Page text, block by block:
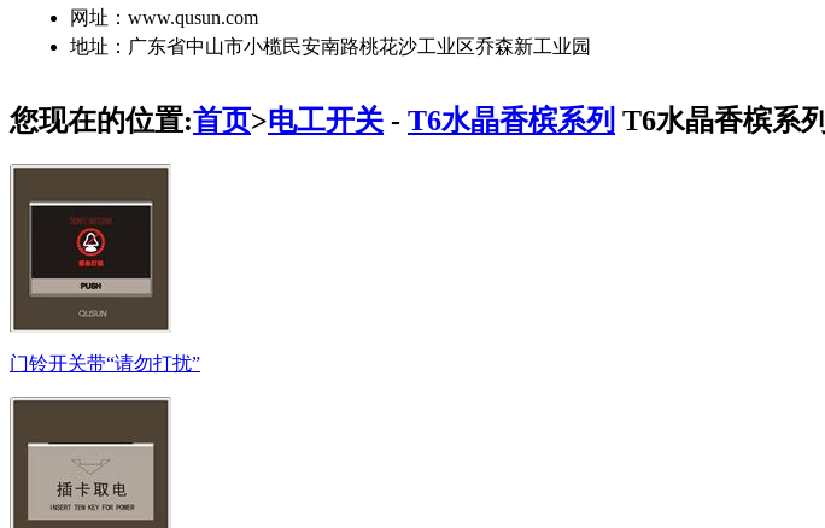
网址：www.qusun.com
地址：广东省中山市小榄民安南路桃花沙工业区乔森新工业园
您现在的位置:首页>电工开关 - T6水晶香槟系列 T6水晶香槟系列
门铃开关带“请勿打扰”